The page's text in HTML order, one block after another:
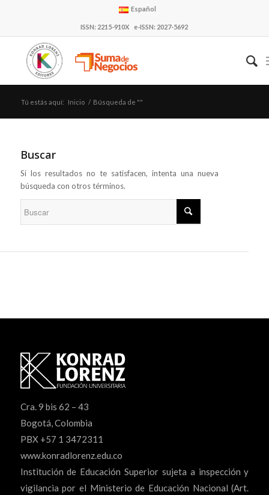
Español
ISSN: 2215-910X e-ISSN: 2027-5692
Tú estás aquí: Inicio / Búsqueda de ""
Buscar
Si los resultados no te satisfacen, intenta una nueva
búsqueda con otros términos.
Cra. 9 bis 62 – 43
Bogotá, Colombia
PBX +57 1 3472311
www.konradlorenz.edu.co
Institución de Educación Superior sujeta a inspección y
vigilancia por el Ministerio de Educación Nacional (Art.